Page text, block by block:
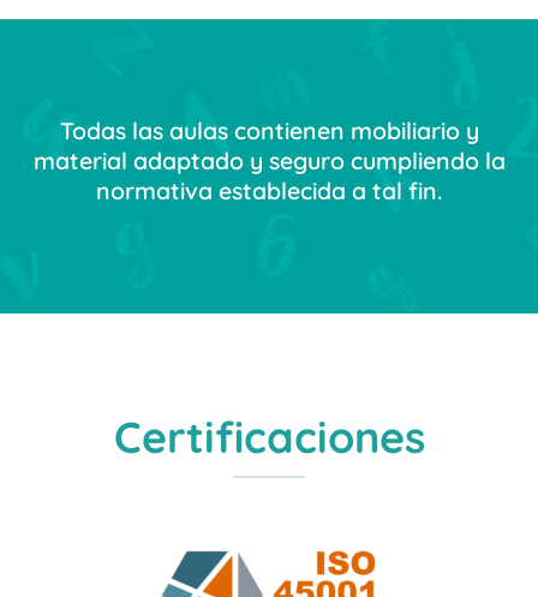
Todas las aulas contienen mobiliario y
material adaptado y seguro cumpliendo la
normativa establecida a tal fin.
Certificaciones